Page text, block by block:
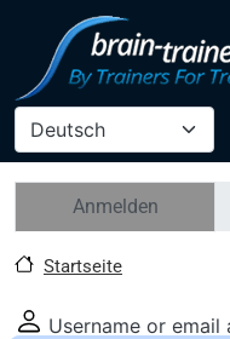
Direkt zum Inhalt
Primäre Reiter
Anmelden
Startseite
Username or email